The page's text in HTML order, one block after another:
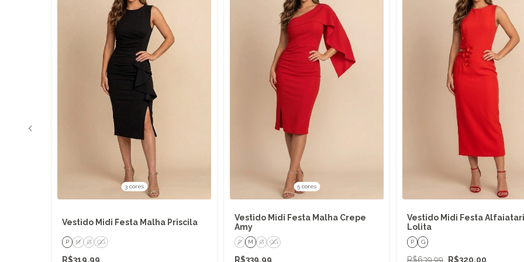
3 cores
Vestido Midi Festa Malha Priscila
P M G GG
R$319,99
5 cores
Vestido Midi Festa Malha Crepe
Amy
P M G GG
R$339,99
Vestido Midi Festa
Lolita
P G
R$639,99 R$320,00